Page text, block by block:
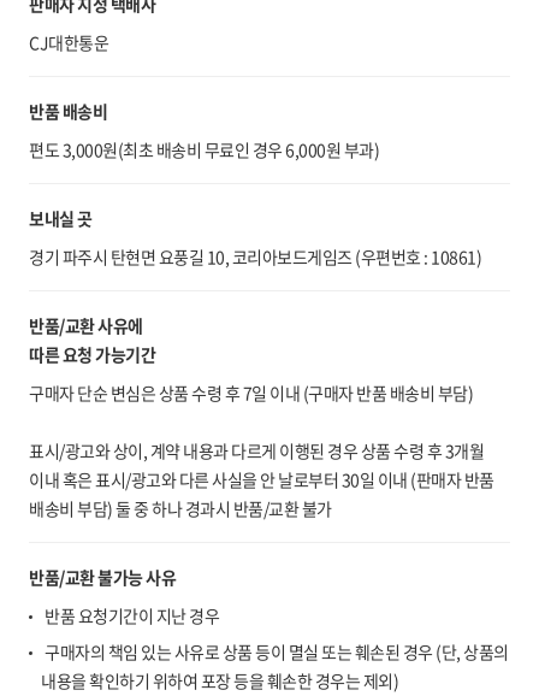
CJ대한통운
반품 배송비
편도 3,000원(최초 배송비 무료인 경우 6,000원 부과)
보내실 곳
경기 파주시 탄현면 요풍길 10, 코리아보드게임즈 (우편번호 : 10861)
반품/교환 사유에
따른 요청 가능기간
구매자 단순 변심은 상품 수령 후 7일 이내 (구매자 반품 배송비 부담)
표시/광고와 상이, 계약 내용과 다르게 이행된 경우 상품 수령 후 3개월
이내 혹은 표시/광고와 다른 사실을 안 날로부터 30일 이내 (판매자 반품
배송비 부담) 둘 중 하나 경과시 반품/교환 불가
반품/교환 불가능 사유
반품 요청기간이 지난 경우
구매자의 책임 있는 사유로 상품 등이 멸실 또는 훼손된 경우 (단, 상품의
내용을 확인하기 위하여 포장 등을 훼손한 경우는 제외)